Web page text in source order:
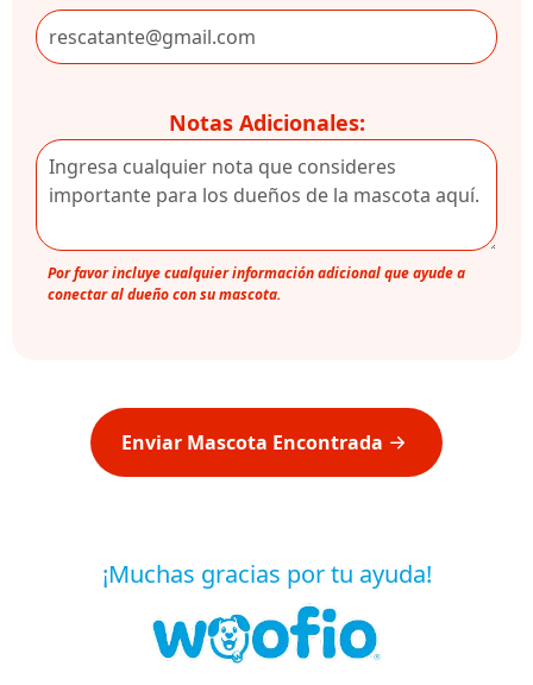
Notas Adicionales:
Por favor incluye cualquier información adicional que ayude a
conectar al dueño con su mascota.
Enviar Mascota Encontrada
¡Muchas gracias por tu ayuda!